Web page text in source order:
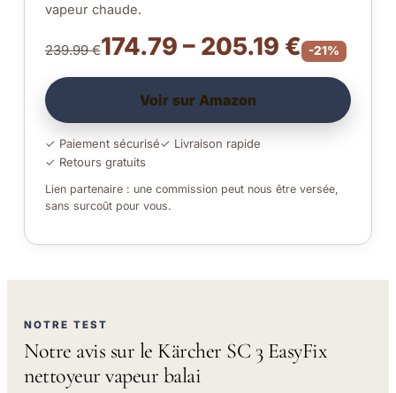
vapeur chaude.
239.99 €174.79 – 205.19 € -21%
Voir sur Amazon
✓ Paiement sécurisé✓ Livraison rapide
✓ Retours gratuits
Lien partenaire : une commission peut nous être versée,
sans surcoût pour vous.
NOTRE TEST
Notre avis sur le Kärcher SC 3 EasyFix
nettoyeur vapeur balai